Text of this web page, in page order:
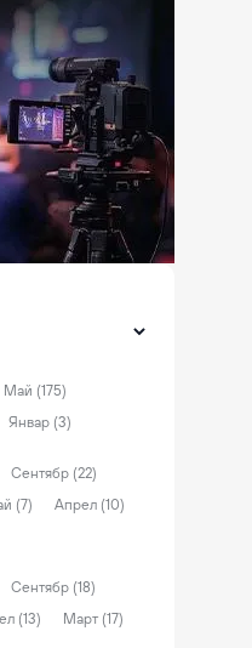
Май (175)
Январ (3)
Сентябр (22)
(7)
Апрел (10)
Сентябр (18)
(13)
Март (17)